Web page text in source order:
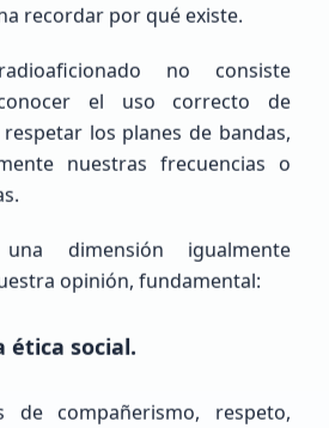
Gutierrez
(+10 años)
recordar por qué existe.
no consiste
el uso correcto de
los planes de bandas,
nuestras frecuencias o
dimensión igualmente
opinión, fundamental:
ética social.
de compañerismo, respeto,